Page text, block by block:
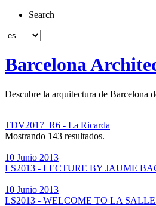
Search
Barcelona
Descubre la arquitectura de Barcelona
TDV2017_R6 - La Ricarda
Mostrando 143 resultados.
10 Junio 2013
LS2013 - LECTURE BY JAUME
10 Junio 2013
LS2013 - WELCOME TO LA